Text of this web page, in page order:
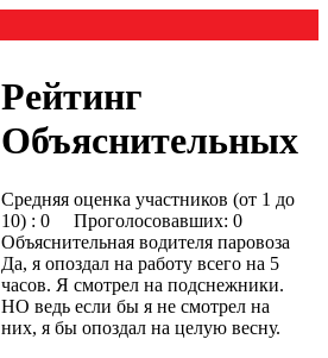
Рейтинг
Объяснительных
Средняя оценка участников (от 1 до
10) : 0 Проголосовавших: 0
Объяснительная водителя паровоза
Да, я опоздал на работу всего на 5
часов. Я смотрел на подснежники.
НО ведь если бы я не смотрел на
них, я бы опоздал на целую весну.